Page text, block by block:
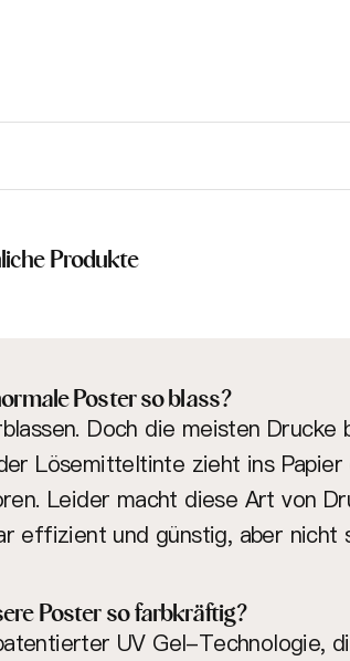
Produkte
Poster so blass?
Doch die meisten Drucke
Lösemitteltinte zieht ins Papier
Leider macht diese Art von
effizient und günstig, aber nicht
Poster so farbkräftig?
UV Gel-Technologie,